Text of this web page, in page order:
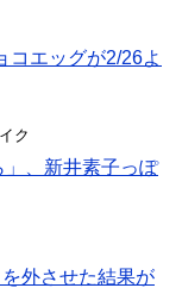
コエッグが2/26よ
ク
」、新井素子っぽ
外させた結果が